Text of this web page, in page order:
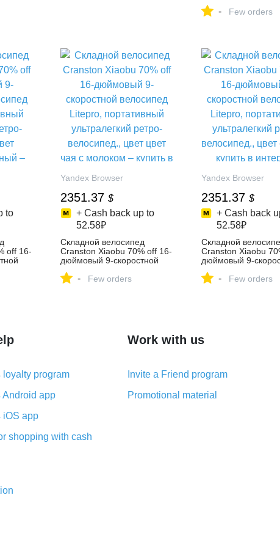
- Few orders
to
off 16-
Yandex Browser
2351.37 $
+ Cash back up to
52.58₽
Складной велосипед
Cranston Xiaobu 70% off 16-
дюймовый 9-скоростной
портативный ультралегкий
- Few orders
Yandex Browser
2351.37 $
+ Cash back
52.58₽
Складной
Cranston Xiaobu
дюймовый 9-
портативный
- Few orders
loyalty program
Android app
iOS app
shopping with cash
Work with us
Invite a Friend program
Promotional material